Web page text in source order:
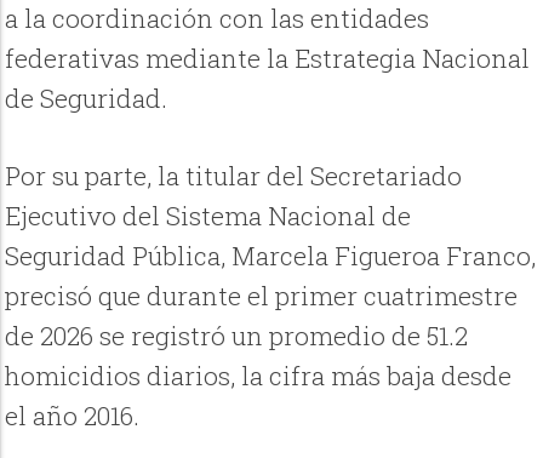
a la coordinación con las entidades
federativas mediante la Estrategia Nacional
de Seguridad.
Por su parte, la titular del Secretariado
Ejecutivo del Sistema Nacional de
Seguridad Pública, Marcela Figueroa Franco,
precisó que durante el primer cuatrimestre
de 2026 se registró un promedio de 51.2
homicidios diarios, la cifra más baja desde
el año 2016.